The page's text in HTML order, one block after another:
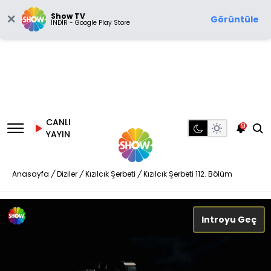
Show TV
İNDİR - Google Play Store Görüntüle
CANLI
YAYIN
9
Anasayfa / Diziler / Kızılcık Şerbeti / Kızılcık Şerbeti 112. Bölüm
Introyu Geç